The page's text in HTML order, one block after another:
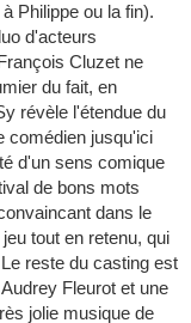
Philippe ou la fin).
d'acteurs
Cluzet ne
du fait, en
révèle l'étendue du
comédien jusqu'ici
d'un sens comique
de bons mots
dans le
tout en retenu, qui
reste du casting est
Fleurot et une
jolie musique de